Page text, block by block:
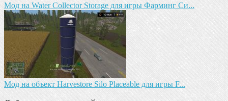
Мод на Water Collector Storage для игры Фарминг Си...
Мод на объект Harvestore Silo Placeable для игры F...